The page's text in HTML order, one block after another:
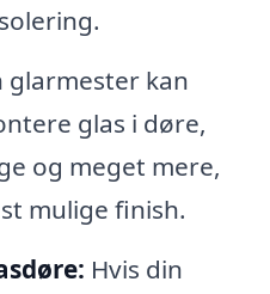
glarmester kan
glas i døre,
og meget mere,
mulige finish.
Hvis din